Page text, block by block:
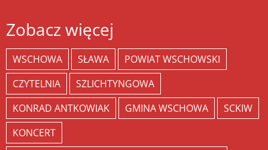
Zobacz więcej
WSCHOWA SŁAWA
POWIAT WSCHOWSKI
CZYTELNIA
SZLICHTYNGOWA
KONRAD ANTKOWIAK
GMINA WSCHOWA
SCKIW
KONCERT